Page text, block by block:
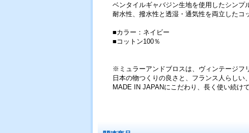
ベンタイルギャバジン生地を使用したシンプ
耐水性、撥水性と透湿・通気性を両立したコ
■カラー：ネイビー
■コットン100％
※ミュラーアンドブロスは、ヴィンテージフ
日本の物つくりの良さと、フランス人らし
MADE IN JAPANにこだわり、長く使い続け